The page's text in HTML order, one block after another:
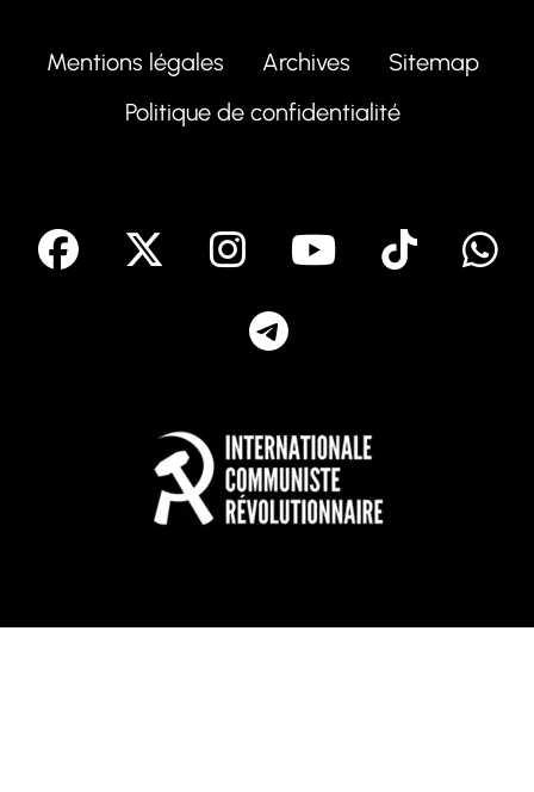
Mentions légales Archives
Sitemap
Politique de confidentialité
facebook Instagram
Youtube
Tik